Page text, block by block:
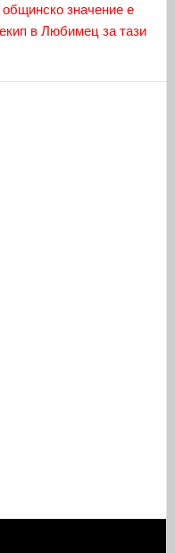
значение е
в Любимец за тази